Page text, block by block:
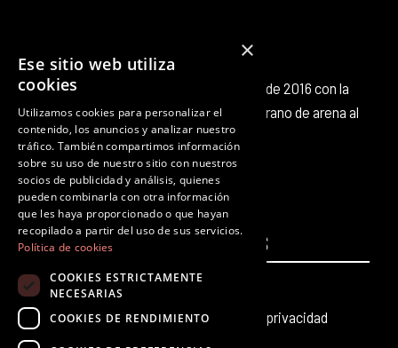
Octubre Producciones nace en octubre de 2016 con la
intención de aportar nuestro pequeño grano de arena al
panorama cultural existente.
F
a
c
e
b
o
k
T
w
i
t
t
r
I
n
s
t
a
r
m
Y
o
u
t
u
e
L
i
n
k
e
i
T
k
o
PÁGINAS
Inicio
Producciones teatrales
LEGALES
Aviso legal
Política de privacidad
×
Ese sitio web utiliza
cookies
Utilizamos cookies para personalizar el
contenido, los anuncios y analizar nuestro
tráfico. También compartimos información
sobre su uso de nuestro sitio con nuestros
socios de publicidad y análisis, quienes
pueden combinarla con otra información
que les haya proporcionado o que hayan
recopilado a partir del uso de sus servicios.
Política de cookies
COOKIES ESTRICTAMENTE
NECESARIAS
COOKIES DE RENDIMIENTO